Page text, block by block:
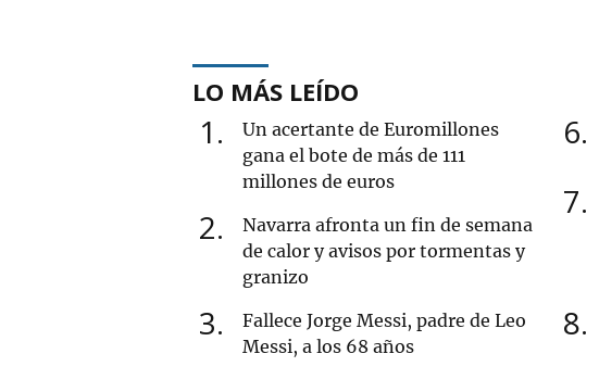
LO MÁS LEÍDO
1
Un acertante de Euromillones
gana el bote de más de 111
millones de euros
2
Navarra afronta un fin de semana
de calor y avisos por tormentas y
granizo
3
Fallece Jorge Messi, padre de Leo
Messi, a los 68 años
6
7
8